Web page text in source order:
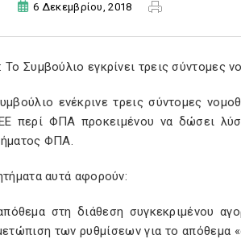
6 Δεκεμβρίου, 2018
Συμβούλιο εγκρίνει τρεις σύντομες
ενέκρινε τρεις σύντομες
περί ΦΠΑ προκειμένου να δώσει
ΦΠΑ.
αυτά αφορούν:
στη διάθεση συγκεκριμένου
των ρυθμίσεων για το